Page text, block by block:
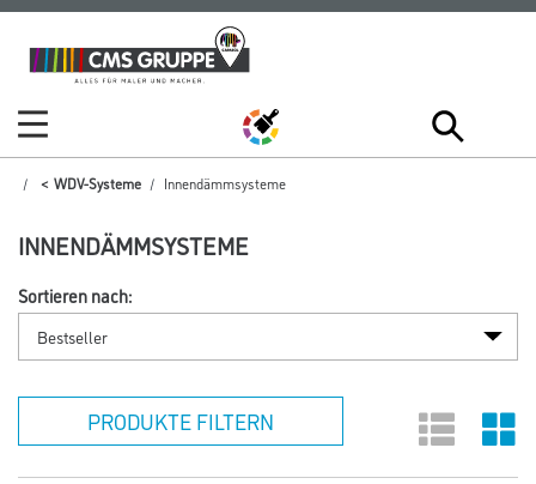
Zum
Inhalt
Zum
Navigationsmenü
WDV-Systeme Innendämmsysteme
INNENDÄMMSYSTEME
Sortieren nach:
PRODUKTE FILTERN